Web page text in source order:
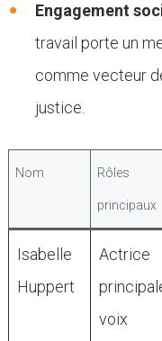
Engagement
travail porte un
comme vecteur
justice.
Nom Rôles
principaux
Isabelle
Huppert
Actrice
voix